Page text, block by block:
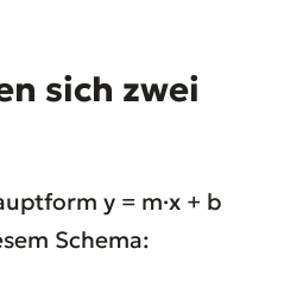
sich zwei
y = m·x + b
Schema: